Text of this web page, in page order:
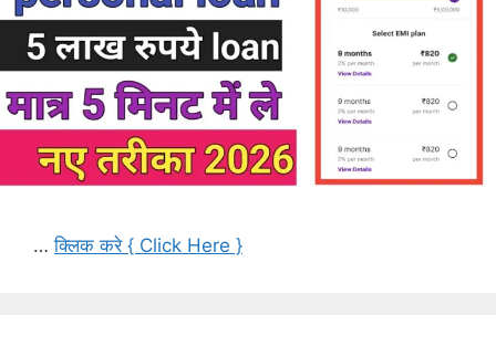
…क्लिक करे { Click Here }